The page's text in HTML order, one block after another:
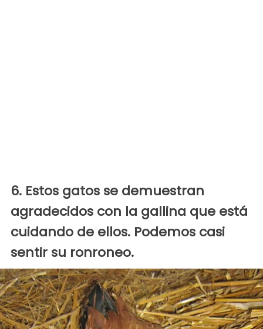
6. Estos gatos se demuestran
agradecidos con la gallina que está
cuidando de ellos. Podemos casi
sentir su ronroneo.